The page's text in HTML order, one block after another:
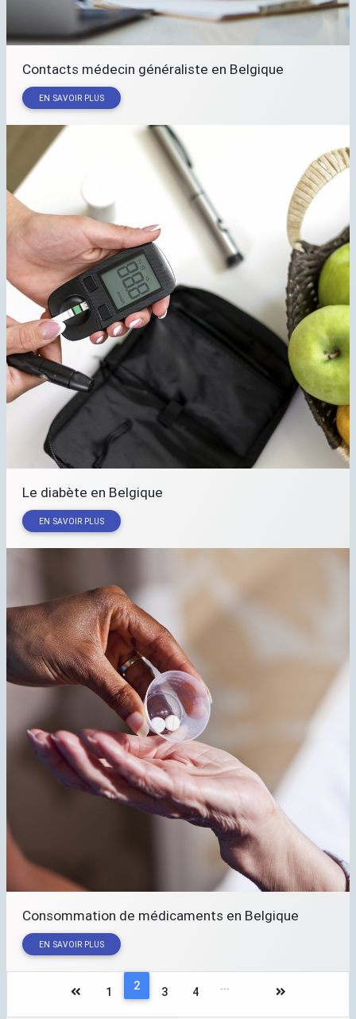
Contacts médecin généraliste en Belgique
EN SAVOIR PLUS
Le diabète en Belgique
EN SAVOIR PLUS
Consommation de médicaments en Belgique
EN SAVOIR PLUS
1 2 3 4 ...